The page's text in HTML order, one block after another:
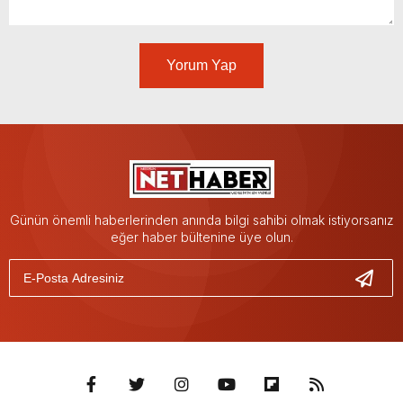
Yorum Yap
Günün önemli haberlerinden anında bilgi sahibi olmak istiyorsanız
eğer haber bültenine üye olun.